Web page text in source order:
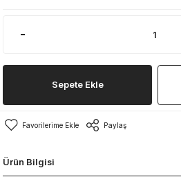
Sepete Ekle
Paylaş
Ürün Bilgisi